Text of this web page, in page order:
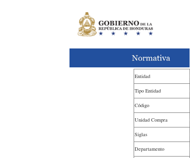
Entidad
Tipo Entidad
Código
Unidad Compra
Siglas
Departamento